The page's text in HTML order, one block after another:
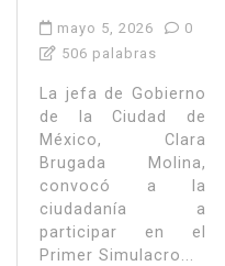
mayo 5, 2026
0
506 palabras
La jefa de Gobierno
de la Ciudad de
México, Clara
Brugada Molina,
convocó a la
ciudadanía a
participar en el
Primer Simulacro...